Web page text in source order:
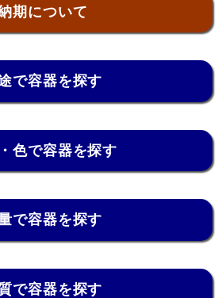
期について
で容器を探す
色で容器を探す
で容器を探す
で容器を探す